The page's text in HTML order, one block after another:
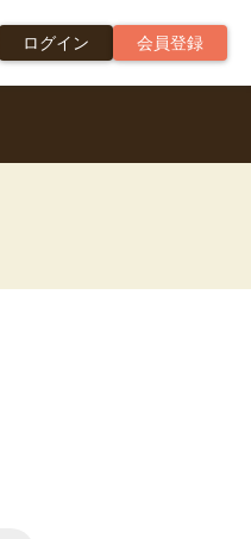
ログイン 会員登録